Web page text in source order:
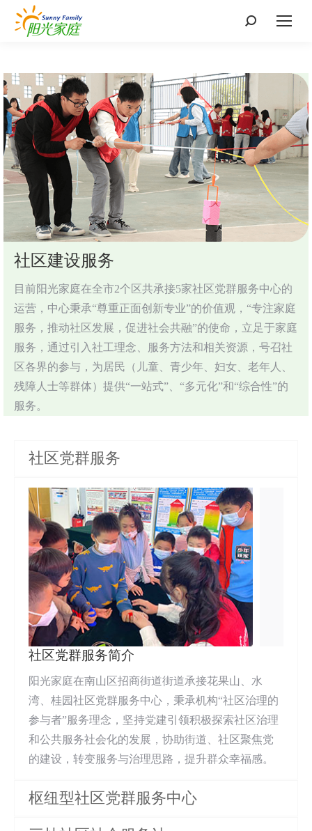
搜
社区建设服务
目前阳光家庭在全市2个区共承接5家社区党群服务中心的
运营，中心秉承“尊重正面创新专业”的价值观，“专注家庭
服务，推动社区发展，促进社会共融”的使命，立足于家庭
服务，通过引入社工理念、服务方法和相关资源，号召社
区各界的参与，为居民（儿童、青少年、妇女、老年人、
残障人士等群体）提供“一站式”、“多元化”和“综合性”的
服务。
社区党群服务
社区党群服务简介
阳光家庭在南山区招商街道街道承接花果山、水
湾、桂园社区党群服务中心，秉承机构“社区治理的
参与者”服务理念，坚持党建引领积极探索社区治理
和公共服务社会化的发展，协助街道、社区聚焦党
的建设，转变服务与治理思路，提升群众幸福感。
枢纽型社区党群服务中心